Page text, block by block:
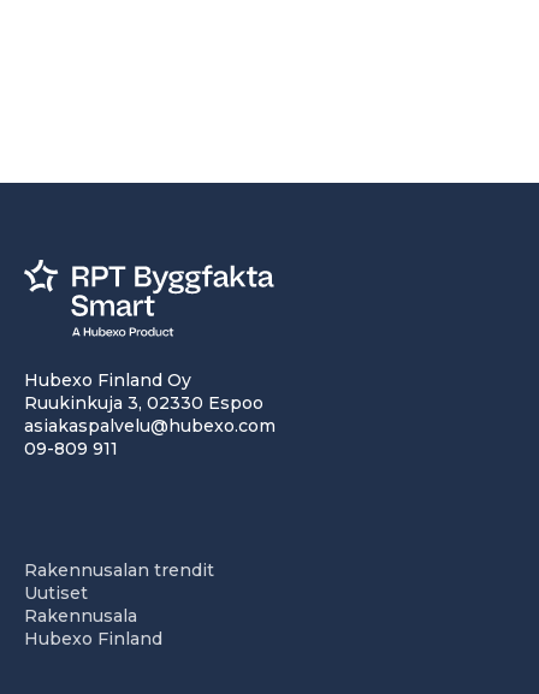
Hubexo Finland Oy
Ruukinkuja 3, 02330 Espoo
asiakaspalvelu@hubexo.com
09-809 911
Rakennusalan trendit
Uutiset
Rakennusala
Hubexo Finland